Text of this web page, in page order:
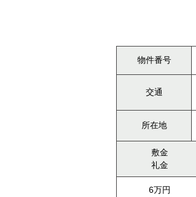
物件番号
交通
所在地
敷金
礼金
6万円